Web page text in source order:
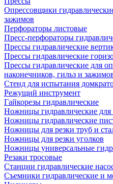
Опрессовщики
зажимов
Перфораторы листовые
Пресс-перфораторы
Прессы гидравлические
Прессы гидравлические
Прессы гидравлические для
наконечников, гильз и
Стенд для испытания
Режущий инструмент
Гайкорезы гидравлические
Ножницы гидравлические для
Ножницы гидравлические
Ножницы для резки труб и
Ножницы для резки уголков
Ножницы универсальные
Резаки тросовые
Станции гидравлические
Съемники гидравлические и